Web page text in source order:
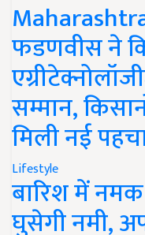
फडणवीस ने
सम्मान,
मिली नई
Lifestyle
बारिश में
घुसेगी नमी,